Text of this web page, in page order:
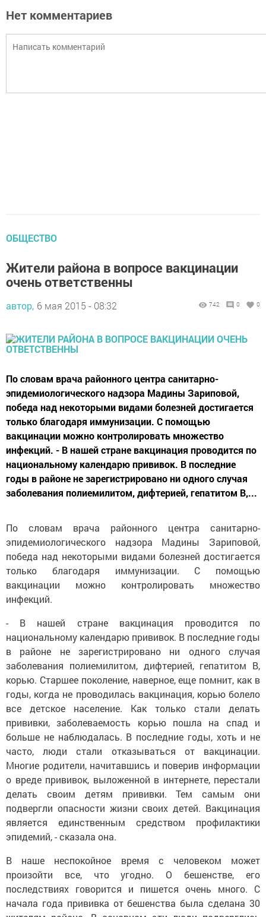
Нет комментариев
ОБЩЕСТВО
Жители района в вопросе вакцинации
очень ответственны
автор, 6 мая 2015 - 08:32 742 0 0
По словам врача районного центра санитарно-
эпидемиологического надзора Мадины Зариповой,
победа над некоторыми видами болезней достигается
только благодаря иммунизации. С помощью
вакцинации можно контролировать множество
инфекций. - В нашей стране вакцинация проводится по
национальному календарю прививок. В последние
годы в районе не зарегистрировано ни одного случая
заболевания полиемилитом, дифтерией, гепатитом В,...
По словам врача районного центра санитарно-
эпидемиологического надзора Мадины Зариповой,
победа над некоторыми видами болезней достигается
только благодаря иммунизации. С помощью
вакцинации можно контролировать множество
инфекций.
- В нашей стране вакцинация проводится по
национальному календарю прививок. В последние годы
в районе не зарегистрировано ни одного случая
заболевания полиемилитом, дифтерией, гепатитом В,
корью. Старшее поколение, наверное, еще помнит, как в
годы, когда не проводилась вакцинация, корью болело
все детское население. Как только стали делать
прививки, заболеваемость корью пошла на спад и
больше не наблюдалась. В последние годы, хоть и не
часто, люди стали отказываться от вакцинации.
Многие родители, начитавшись и поверив информации
о вреде прививок, выложенной в интернете, перестали
делать своим детям прививки. Тем самым они
подвергли опасности жизни своих детей. Вакцинация
является единственным средством профилактики
эпидемий, - сказала она.
В наше неспокойное время с человеком может
произойти все, что угодно. О бешенстве, его
последствиях говорится и пишется очень много. С
начала года прививка от бешенства была сделана 30